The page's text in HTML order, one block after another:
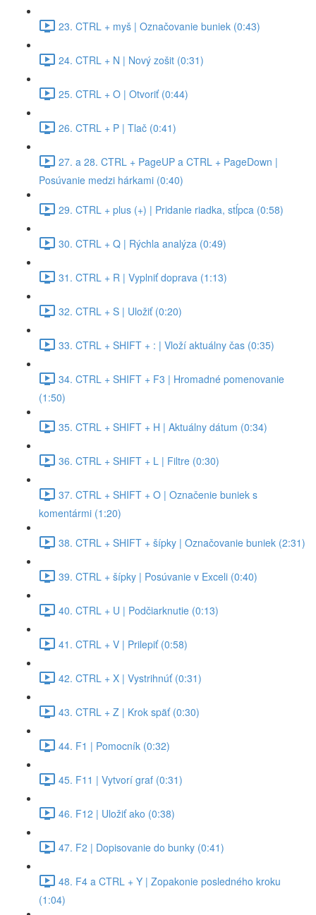
23. CTRL + myš | Označovanie buniek (0:43)
24. CTRL + N | Nový zošit (0:31)
25. CTRL + O | Otvoriť (0:44)
26. CTRL + P | Tlač (0:41)
27. a 28. CTRL + PageUP a CTRL + PageDown |
Posúvanie medzi hárkami (0:40)
29. CTRL + plus (+) | Pridanie riadka, stĺpca (0:58)
30. CTRL + Q | Rýchla analýza (0:49)
31. CTRL + R | Vyplniť doprava (1:13)
32. CTRL + S | Uložiť (0:20)
33. CTRL + SHIFT + : | Vloží aktuálny čas (0:35)
34. CTRL + SHIFT + F3 | Hromadné pomenovanie
(1:50)
35. CTRL + SHIFT + H | Aktuálny dátum (0:34)
36. CTRL + SHIFT + L | Filtre (0:30)
37. CTRL + SHIFT + O | Označenie buniek s
komentármi (1:20)
38. CTRL + SHIFT + šípky | Označovanie buniek (2:31)
39. CTRL + šípky | Posúvanie v Exceli (0:40)
40. CTRL + U | Podčiarknutie (0:13)
41. CTRL + V | Prilepiť (0:58)
42. CTRL + X | Vystrihnúť (0:31)
43. CTRL + Z | Krok späť (0:30)
44. F1 | Pomocník (0:32)
45. F11 | Vytvorí graf (0:31)
46. F12 | Uložiť ako (0:38)
47. F2 | Dopisovanie do bunky (0:41)
48. F4 a CTRL + Y | Zopakonie posledného kroku
(1:04)